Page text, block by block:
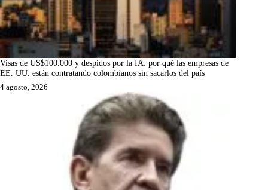
Visas de US$100.000 y despidos por la IA: por qué las empresas de
EE. UU. están contratando colombianos sin sacarlos del país
4 agosto, 2026